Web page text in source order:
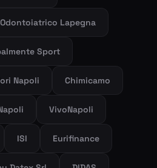
Lapegna
Sport
Napoli Chimicamo
VivoNapoli
ISI Eurifinance